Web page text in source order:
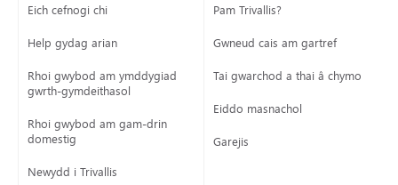
Eich cefnogi chi
Help gydag arian
Rhoi gwybod am ymddygiad
gwrth-gymdeithasol
Rhoi gwybod am gam-drin
domestig
Newydd i Trivallis
Pam Trivallis?
Gwneud cais am gartref
Tai gwarchod a thai â chymorth
Eiddo masnachol
Garejis